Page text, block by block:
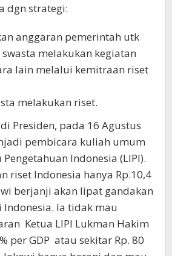
dgn strategi:
anggaran pemerintah utk
melakukan kegiatan
lain melalui kemitraan riset
melakukan riset.
Presiden, pada 16 Agustus
pembicara kuliah umum
Indonesia (LIPI).
riset Indonesia hanya Rp.10,4
berjanji akan lipat gandakan
Ia tidak mau
Ketua LIPI Lukman Hakim
per GDP atau sekitar Rp. 80